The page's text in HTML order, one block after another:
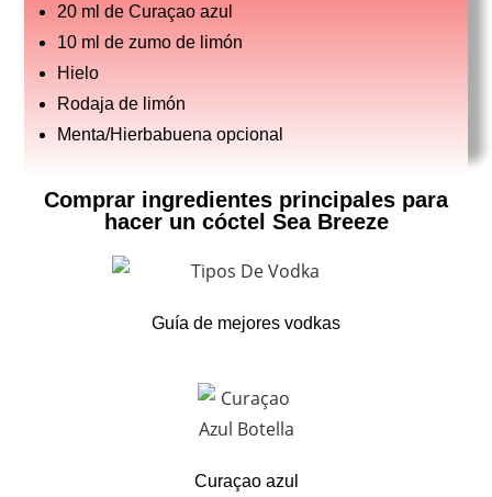
20 ml de Curaçao azul
10 ml de zumo de limón
Hielo
Rodaja de limón
Menta/Hierbabuena opcional
Comprar ingredientes principales para
hacer un cóctel Sea Breeze
Guía de mejores vodkas
Curaçao azul